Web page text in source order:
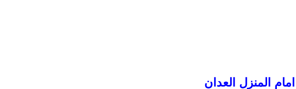
المنزل العدان